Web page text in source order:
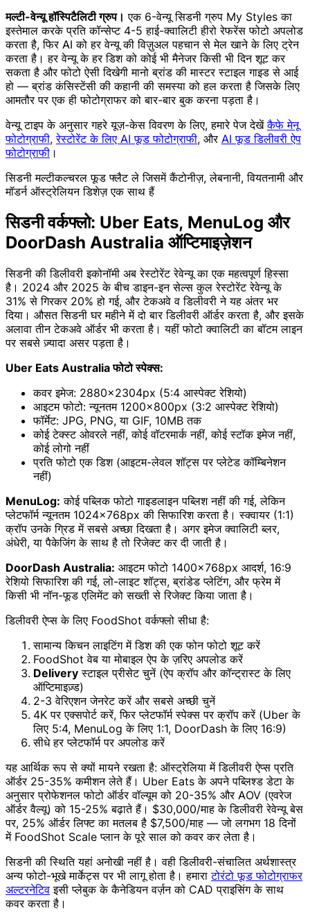
मल्टी-वेन्यू हॉस्पिटैलिटी ग्रुप। एक 6-वेन्यू सिडनी ग्रुप My Styles का
इस्तेमाल करके प्रति कॉन्सेप्ट 4-5 हाई-क्वालिटी हीरो रेफरेंस फोटो अपलोड
करता है, फिर AI को हर वेन्यू की विज़ुअल पहचान से मेल खाने के लिए ट्रेन
करता है। हर वेन्यू के हर डिश को कोई भी मैनेजर किसी भी दिन शूट कर
सकता है और फोटो ऐसी दिखेगी मानो ब्रांड की मास्टर स्टाइल गाइड से आई
हो — ब्रांड कंसिस्टेंसी की कहानी की समस्या को हल करता है जिसके लिए
आमतौर पर एक ही फोटोग्राफर को बार-बार बुक करना पड़ता है।
वेन्यू टाइप के अनुसार गहरे यूज़-केस विवरण के लिए, हमारे पेज देखेंकैफे मेनू
फोटोग्राफी,रेस्टोरेंट के लिए AI फूड फोटोग्राफी, और AI फूड डिलीवरी ऐप
फोटोग्राफी ।
सिडनी मल्टीकल्चरल फूड फ्लैट ले जिसमें कैंटोनीज़, लेबनानी, वियतनामी और
मॉडर्न ऑस्ट्रेलियन डिशेज़ एक साथ हैं
सिडनी वर्कफ्लो: Uber Eats, MenuLog और
DoorDash Australia ऑप्टिमाइज़ेशन
सिडनी की डिलीवरी इकोनॉमी अब रेस्टोरेंट रेवेन्यू का एक महत्वपूर्ण हिस्सा
है। 2024 और 2025 के बीच डाइन-इन सेल्स कुल रेस्टोरेंट रेवेन्यू के
31% से गिरकर 20% हो गई, और टेकअवे व डिलीवरी ने यह अंतर भर
दिया। औसत सिडनी घर महीने में दो बार डिलीवरी ऑर्डर करता है, और इसके
अलावा तीन टेकअवे ऑर्डर भी करता है। यहीं फोटो क्वालिटी का बॉटम लाइन
पर सबसे ज़्यादा असर पड़ता है।
Uber Eats Australia फोटो स्पेक्स:
कवर इमेज: 2880×2304px (5:4 आस्पेक्ट रेशियो)
आइटम फोटो: न्यूनतम 1200×800px (3:2 आस्पेक्ट रेशियो)
फॉर्मेट: JPG, PNG, या GIF, 10MB तक
कोई टेक्स्ट ओवरले नहीं, कोई वॉटरमार्क नहीं, कोई स्टॉक इमेज नहीं,
कोई लोगो नहीं
प्रति फोटो एक डिश (आइटम-लेवल शॉट्स पर प्लेटेड कॉम्बिनेशन
नहीं)
MenuLog: कोई पब्लिक फोटो गाइडलाइन पब्लिश नहीं की गई, लेकिन
प्लेटफॉर्म न्यूनतम 1024×768px की सिफारिश करता है। स्क्वायर (1:1)
क्रॉप उनके ग्रिड में सबसे अच्छा दिखता है। अगर इमेज क्वालिटी ब्लर,
अंधेरी, या पैकेजिंग के साथ है तो रिजेक्ट कर दी जाती है।
DoorDash Australia: आइटम फोटो 1400×768px आदर्श, 16:9
रेशियो सिफारिश की गई, लो-लाइट शॉट्स, ब्रांडेड प्लेटिंग, और फ्रेम में
किसी भी नॉन-फूड एलिमेंट को सख्ती से रिजेक्ट किया जाता है।
डिलीवरी ऐप्स के लिए FoodShot वर्कफ्लो सीधा है:
सामान्य किचन लाइटिंग में डिश की एक फोन फोटो शूट करें
FoodShot वेब या मोबाइल ऐप के ज़रिए अपलोड करें
Delivery स्टाइल प्रीसेट चुनें (ऐप क्रॉप और कॉन्ट्रास्ट के लिए
ऑप्टिमाइज़्ड)
2-3 वेरिएशन जेनरेट करें और सबसे अच्छी चुनें
4K पर एक्सपोर्ट करें, फिर प्लेटफॉर्म स्पेक्स पर क्रॉप करें (Uber के
लिए 5:4, MenuLog के लिए 1:1, DoorDash के लिए 16:9)
सीधे हर प्लेटफॉर्म पर अपलोड करें
यह आर्थिक रूप से क्यों मायने रखता है: ऑस्ट्रेलिया में डिलीवरी ऐप्स प्रति
ऑर्डर 25-35% कमीशन लेते हैं। Uber Eats के अपने पब्लिश्ड डेटा के
अनुसार प्रोफेशनल फोटो ऑर्डर वॉल्यूम को 20-35% और AOV (एवरेज
ऑर्डर वैल्यू) को 15-25% बढ़ाते हैं। $30,000/माह के डिलीवरी रेवेन्यू बेस
पर, 25% ऑर्डर लिफ्ट का मतलब है $7,500/माह — जो लगभग 18 दिनों
में FoodShot Scale प्लान के पूरे साल को कवर कर लेता है।
सिडनी की स्थिति यहां अनोखी नहीं है। वही डिलीवरी-संचालित अर्थशास्त्र
अन्य फोटो-भूखे मार्केट्स पर भी लागू होता है। हमाराटोरंटो फूड फोटोग्राफर
अल्टरनेटिव इसी प्लेबुक के कैनेडियन वर्ज़न को CAD प्राइसिंग के साथ
कवर करता है।